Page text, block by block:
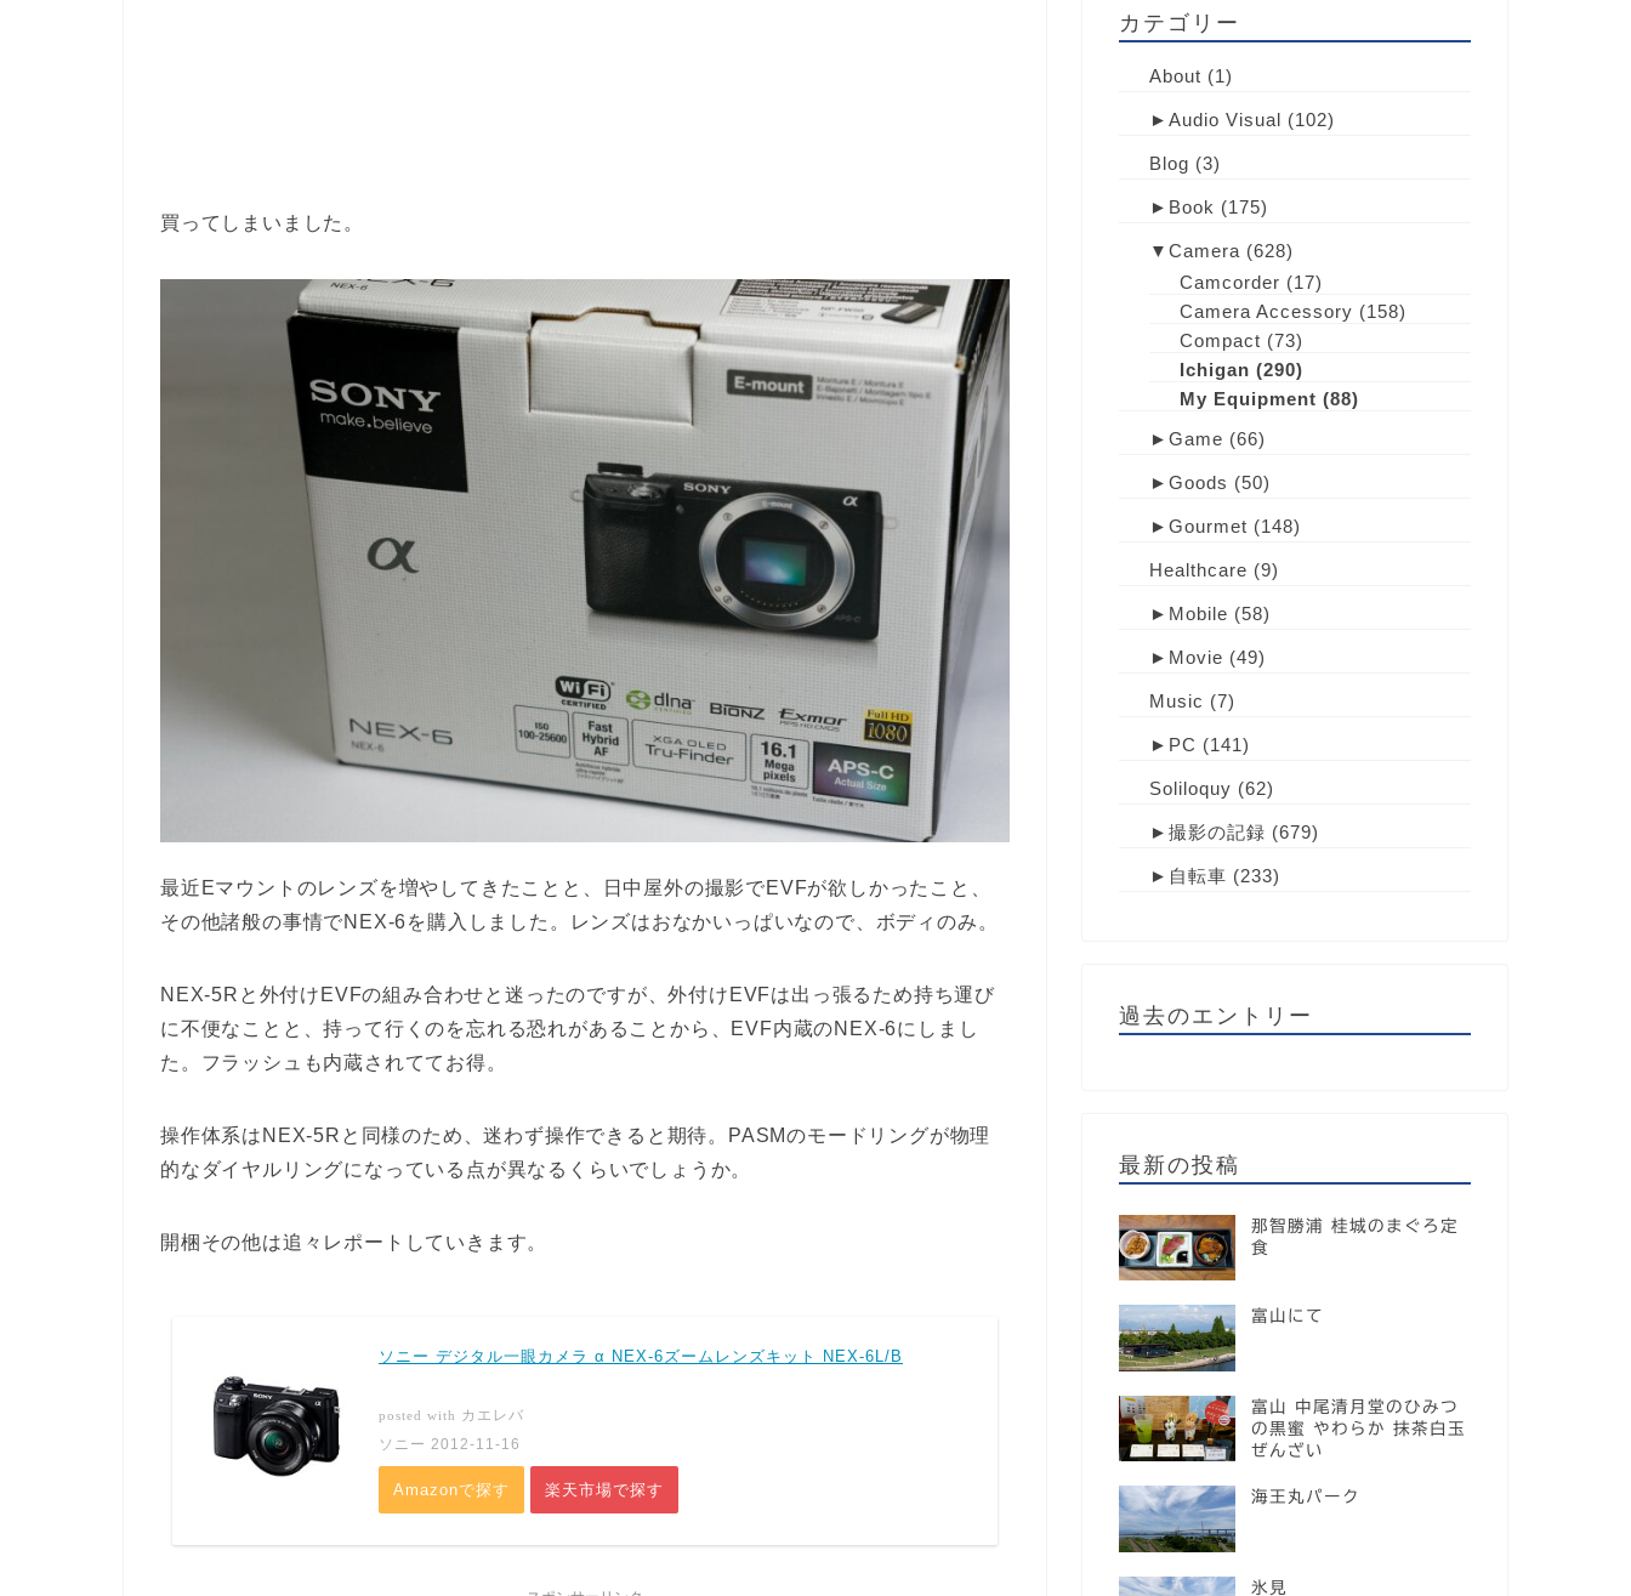
買ってしまいました。
最近Eマウントのレンズを増やしてきたことと、日中屋外の撮影でEVFが欲しかったこと、
その他諸般の事情でNEX-6を購入しました。レンズはおなかいっぱいなので、ボディのみ。
NEX-5Rと外付けEVFの組み合わせと迷ったのですが、外付けEVFは出っ張るため持ち運び
に不便なことと、持って行くのを忘れる恐れがあることから、EVF内蔵のNEX-6にしまし
た。フラッシュも内蔵されててお得。
操作体系はNEX-5Rと同様のため、迷わず操作できると期待。PASMのモードリングが物理
的なダイヤルリングになっている点が異なるくらいでしょうか。
開梱その他は追々レポートしていきます。
ソニー デジタル一眼カメラ α NEX-6ズームレンズキット NEX-6L/B
posted with カエレバ
ソニー 2012-11-16
Amazonで探す 楽天市場で探す
カテゴリー
About (1)
► Audio Visual (102)
Blog (3)
► Book (175)
▼ Camera (628)
Camcorder (17)
Camera Accessory (158)
Compact (73)
Ichigan (290)
My Equipment (88)
► Game (66)
► Goods (50)
► Gourmet (148)
Healthcare (9)
► Mobile (58)
► Movie (49)
Music (7)
► PC (141)
Soliloquy (62)
► 撮影の記録 (679)
► 自転車 (233)
過去のエントリー
最新の投稿
那智勝浦 桂城のまぐろ定
食
富山にて
富山 中尾清月堂のひみつ
の黒蜜 やわらか 抹茶白玉
ぜんざい
海王丸パーク
氷見